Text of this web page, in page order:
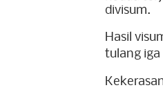
divisum.
Hasil
tulang